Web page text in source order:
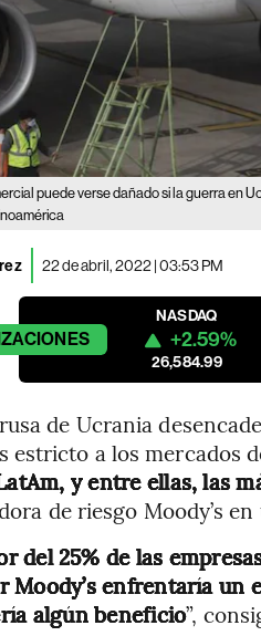
puede verse dañado si la guerra en
22 de abril, 2022 | 03:53 PM
NASDAQ
+2.59%
26,584.99
de Ucrania
estricto a los mercados
y entre ellas, las
de riesgo Moody’s
del 25% de las
Moody’s enfrentaría un
algún beneficio”,